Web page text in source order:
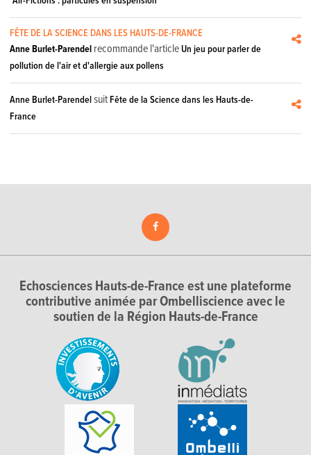
FÊTE DE LA SCIENCE DANS LES HAUTS-DE-FRANCE
Anne Burlet-Parendel recommande l'articleUn jeu pour parler de
pollution de l'air et d'allergie aux pollens
Anne Burlet-ParendelsuitFête de la Science dans les Hauts-de-
France
Echosciences Hauts-de-France est une plateforme
contributive animée par Ombelliscience avec le
soutien de la Région Hauts-de-France